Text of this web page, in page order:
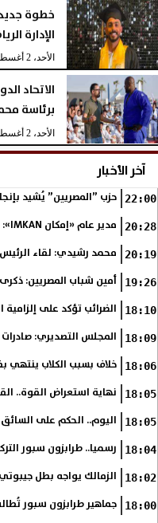
خطوة
الإدارة
الأحد، 2 أغسطس 2026
الاتحاد
برئاسة
الأحد، 2 أغسطس 2026
آخر الأخبار
22:00 حزب ”المصريين” يُشيد
20:28 مدير عام «إمكان IMKAN»: الكوادر الوطنية المؤهلة هي الثروة الحقيقية لمستقبل التنمية في مصر
20:19 محمد رشيدي: لقاء الرئيس
19:26 أمين شباب المصريين:
18:10 الضرائب تؤكد على إلزامية
18:09 المجلس التصديري: صادرات الصناعات
18:06 خلاف بسبب الكلاب
18:05 نهاية استعراض القوة..
18:05 اليوم.. الحكم على السائق
18:04 رسميا.. طرابزون سبور
18:02 الزمالك يواجه بطل
18:00 جماهير طرابزون سبور